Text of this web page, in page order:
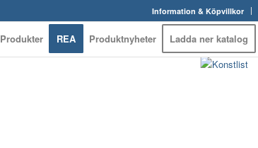
Information & Köpvillkor
Produkter REA Produktnyheter Ladda ner katalog